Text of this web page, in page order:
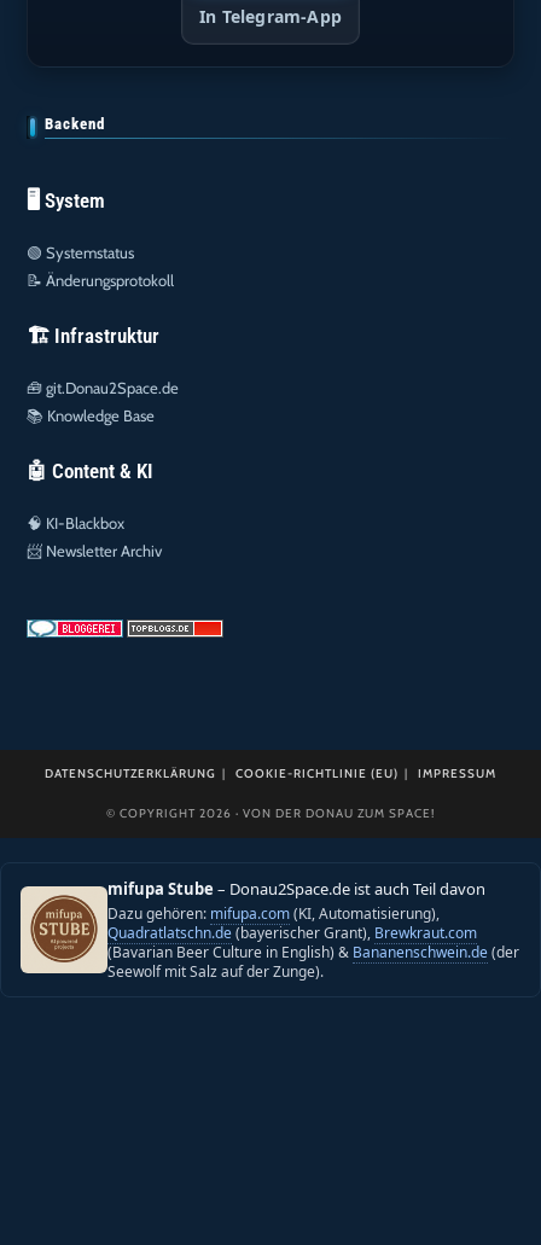
In Telegram-App
Backend
🖥️ System
🟢Systemstatus
📝Änderungsprotokoll
🏗️ Infrastruktur
🧰git.Donau2Space.de
📚 Knowledge Base
🤖 Content & KI
🧠 KI-Blackbox
📨 Newsletter Archiv
DATENSCHUTZERKLÄRUNG COOKIE-RICHTLINIE (EU) IMPRESSUM
© COPYRIGHT 2026 · VON DER DONAU ZUM SPACE!
mifupa Stube – Donau2Space.de ist auch Teil davon
Dazu gehören: mifupa.com(KI, Automatisierung),
Quadratlatschn.de(bayerischer Grant), Brewkraut.com
(Bavarian Beer Culture in English) & Bananenschwein.de(der
Seewolf mit Salz auf der Zunge).